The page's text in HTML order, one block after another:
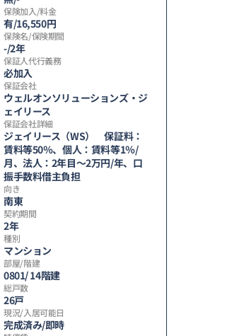
保険加入/料金
有/16,550円
保険名/保険期間
-/2年
保証人代行義務
必加入
保証会社
ウェルオンソリューションズ・ジ
ェイリース
保証会社詳細
ジェイリース（WS） 保証料：
賃料等50％、個人：賃料等1％/
月、法人：2年目～2万円/年、口
振手数料借主負担
向き
南東
契約期間
2年
種別
マンション
部屋/階建
0801/ 14階建
総戸数
26戸
現況/入居可能日
完成済み/即時